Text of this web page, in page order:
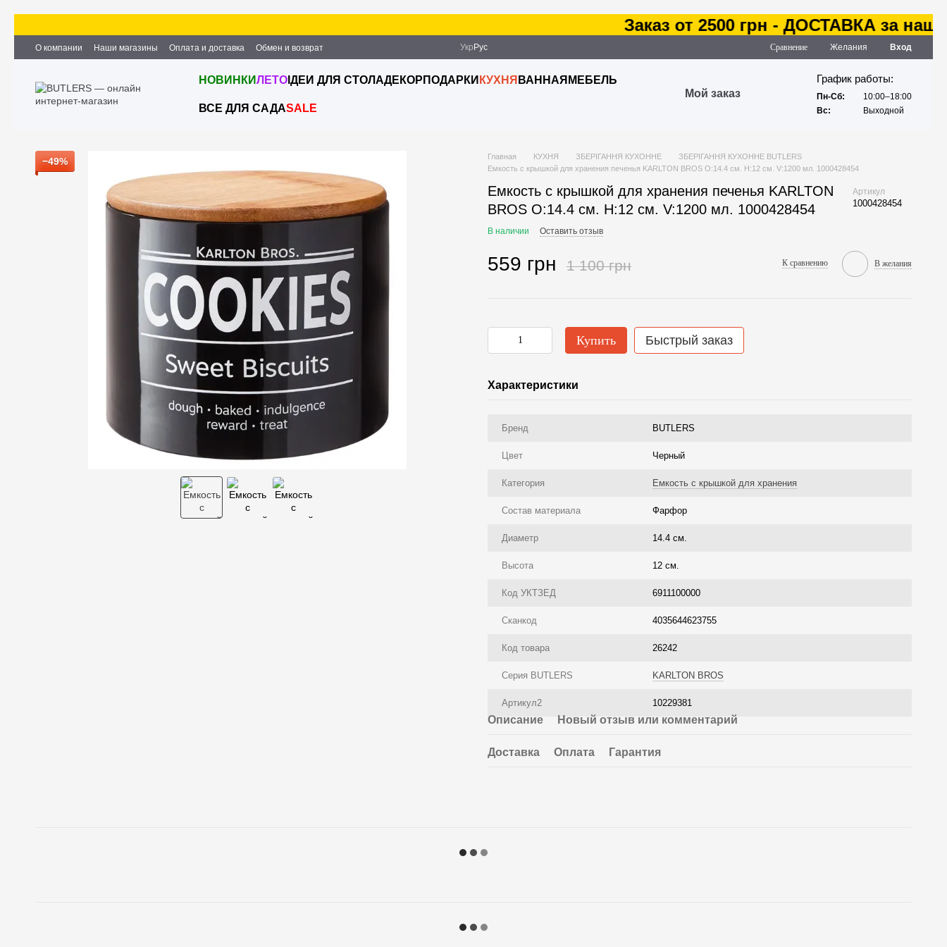
Заказ от 2500 грн - ДОСТАВКА за наш
О компании Наши магазины Оплата и доставка
Обмен и возврат
Партнёрство и сотрудничество
Вакансии Контактная информация
Укр Рус Сравнение Желания Вход
НОВИНКИЛЕТО ІДЕИ ДЛЯ СТОЛАДЕКОР ПОДАРКИ КУХНЯ ВАННАЯ МЕБЕЛЬ
ВСЕ ДЛЯ САДАSALE
Мой заказ
График работы:
Пн-Сб:
10:00–18:00
Вс:
Выходной
−49% Главная КУХНЯ ЗБЕРІГАННЯ КУХОННЕ
ЗБЕРІГАННЯ КУХОННЕ BUTLERS
Емкость с крышкой для хранения печенья KARLTON BROS O:14.4 см. H:12 см. V:1200 мл. 1000428454
Емкость с крышкой для хранения печенья KARLTON
BROS O:14.4 см. H:12 см. V:1200 мл. 1000428454
Артикул
1000428454
В наличии Оставить отзыв
559 грн 1 100 грн К сравнению В желания
Купить Быстрый заказ
Характеристики
Бренд BUTLERS
Цвет Черный
Категория Емкость с крышкой для хранения
Состав материала Фарфор
Диаметр 14.4 см.
Высота 12 см.
Код УКТЗЕД 6911100000
Сканкод 4035644623755
Код товара 26242
Серия BUTLERS KARLTON BROS
Артикул2 10229381
Описание Новый отзыв или комментарий
Доставка Оплата Гарантия